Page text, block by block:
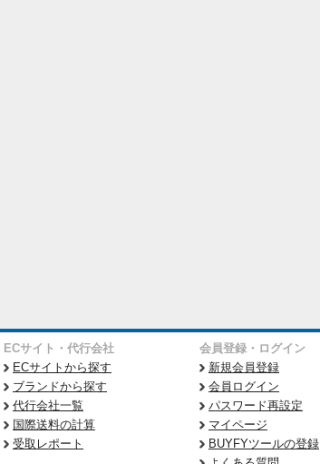
ECサイト・代行会社
ECサイトから探す
ブランドから探す
代行会社一覧
国際送料の計算
受取レポート
会員登録・ログイン
新規会員登録
会員ログイン
パスワード再設定
マイページ
BUYFYツールの登録